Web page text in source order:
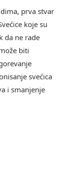
prva stvar
koje su
da ne rade
biti
svećica
i smanjenje